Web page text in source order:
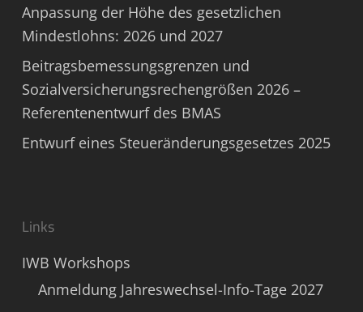
Anpassung der Höhe des gesetzlichen
Mindestlohns: 2026 und 2027
Beitragsbemessungsgrenzen und
Sozialversicherungsrechengrößen 2026 –
Referentenentwurf des BMAS
Entwurf eines Steueränderungsgesetzes 2025
Links
IWB Workshops
Anmeldung Jahreswechsel-Info-Tage 2027